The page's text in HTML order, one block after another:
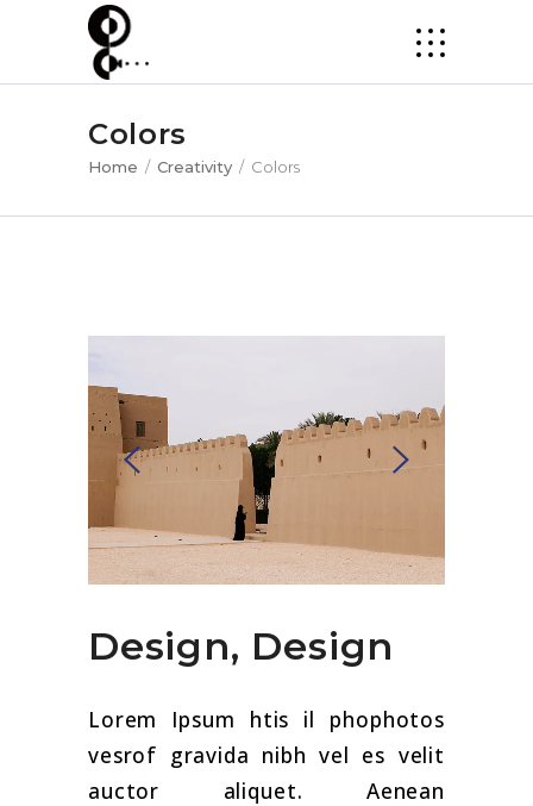
Colors
Home / Creativity / Colors
Design, Design
Lorem Ipsum htis il phophotos
vesrof gravida nibh vel es velit
auctor aliquet. Aenean